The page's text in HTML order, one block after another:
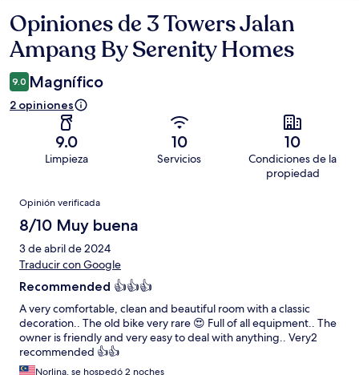
Opiniones
Opiniones de 3 Towers Jalan
Ampang By Serenity Homes
9.0 Magnífico
2 opiniones
9.0
Limpieza
10
Servicios
10
Condiciones de la
propiedad
Opiniones
Opinión verificada
8/10 Muy buena
3 de abril de 2024
Traducir con Google
Recommended 👍👍👍
A very comfortable, clean and beautiful room with a classic
decoration.. The old bike very rare 😍 Full of all equipment.. The
owner is friendly and very easy to deal with anything.. Very2
recommended 👍👍
Norlina, se hospedó 2 noches